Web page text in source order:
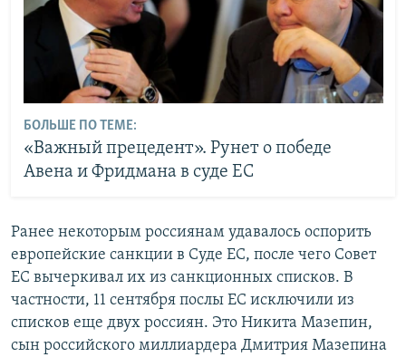
БОЛЬШЕ ПО ТЕМЕ:
«Важный прецедент». Рунет о победе
Авена и Фридмана в суде ЕС
Ранее некоторым россиянам удавалось оспорить
европейские санкции в Суде ЕС, после чего Совет
ЕС вычеркивал их из санкционных списков. В
частности, 11 сентября послы ЕС исключили из
списков еще двух россиян. Это Никита Мазепин,
сын российского миллиардера Дмитрия Мазепина